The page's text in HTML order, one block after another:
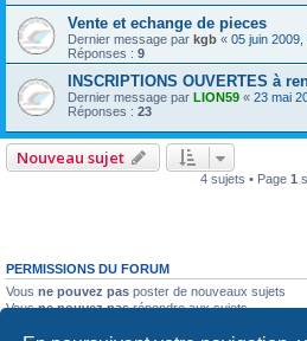
Vente et echange de pieces
Dernier message par kgb « 05 juin 2009,
Réponses : 9
INSCRIPTIONS OUVERTES à
Dernier message par LION59 « 23 mai
Réponses : 23
Nouveau sujet
4 sujets • Page 1
PERMISSIONS DU FORUM
Vous ne pouvez pas poster de nouveaux sujets
Vousne pouvez pasrépondre aux sujets